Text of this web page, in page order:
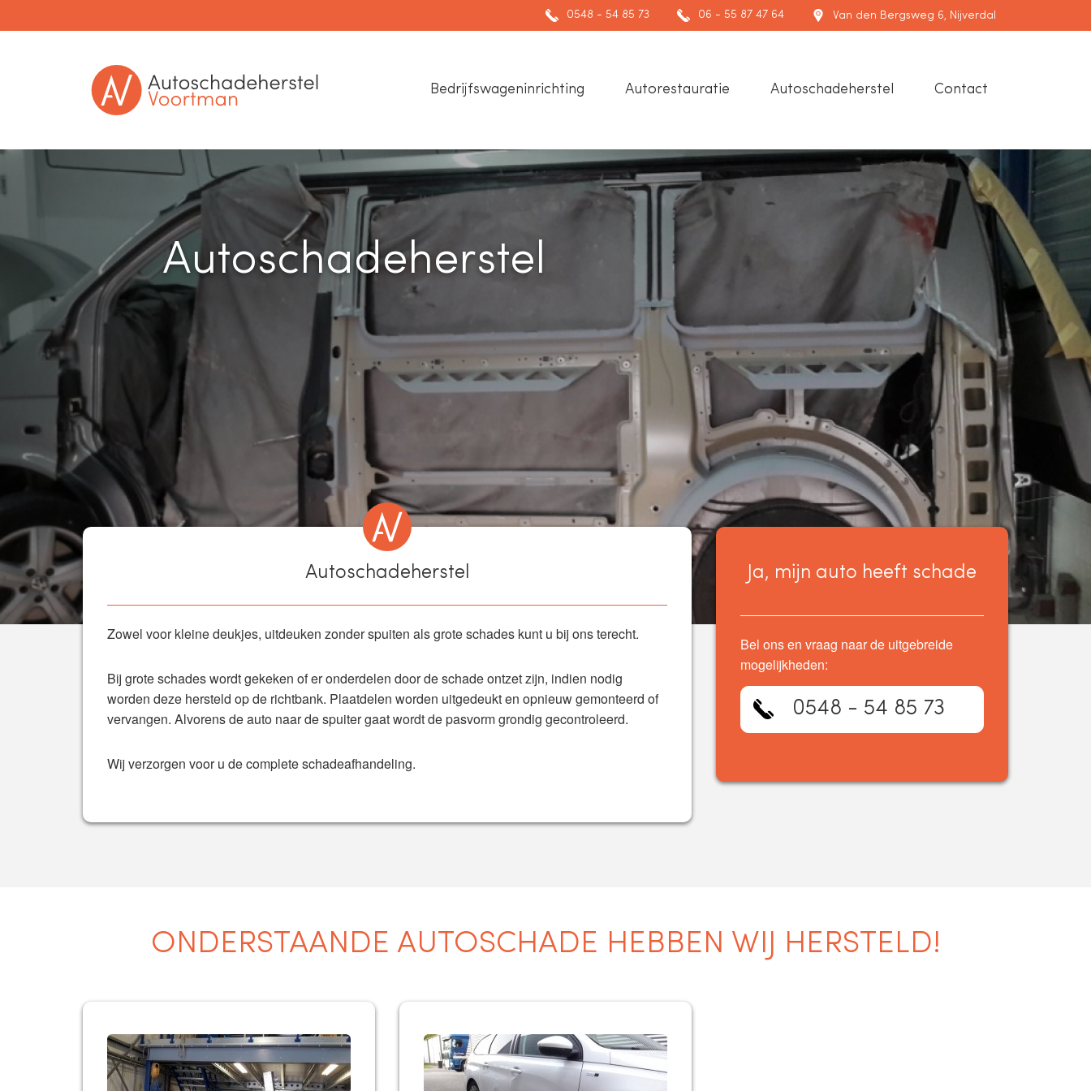
0548 - 54 85 73 06 - 55 87 47 64 Van den Bergsweg 6, Nijverdal
Bedrijfswageninrichting Autorestauratie Autoschadeherstel Contact
Autoschadeherstel
Autoschadeherstel
Zowel voor kleine deukjes, uitdeuken zonder spuiten als grote schades kunt u bij ons terecht.
Bij grote schades wordt gekeken of er onderdelen door de schade ontzet zijn, indien nodig
worden deze hersteld op de richtbank. Plaatdelen worden uitgedeukt en opnieuw gemonteerd of
vervangen. Alvorens de auto naar de spuiter gaat wordt de pasvorm grondig gecontroleerd.
Wij verzorgen voor u de complete schadeafhandeling.
Ja, mijn auto heeft schade
Bel ons en vraag naar de uitgebreide
mogelijkheden:
0548 - 54 85 73
ONDERSTAANDE AUTOSCHADE HEBBEN WIJ HERSTELD!